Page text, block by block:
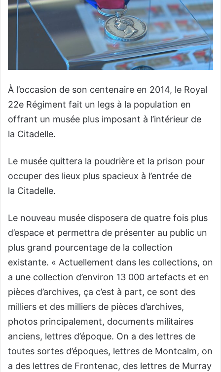
À l’occasion de son centenaire en 2014, le Royal
22e Régiment fait un legs à la population en
offrant un musée plus imposant à l’intérieur de
la Citadelle.
Le musée quittera la poudrière et la prison pour
occuper des lieux plus spacieux à l’entrée de
la Citadelle.
Le nouveau musée disposera de quatre fois plus
d’espace et permettra de présenter au public un
plus grand pourcentage de la collection
existante. « Actuellement dans les collections, on
a une collection d’environ 13 000 artefacts et en
pièces d’archives, ça c’est à part, ce sont des
milliers et des milliers de pièces d’archives,
photos principalement, documents militaires
anciens, lettres d’époque. On a des lettres de
toutes sortes d’époques, lettres de Montcalm, on
a des lettres de Frontenac, des lettres de Murray